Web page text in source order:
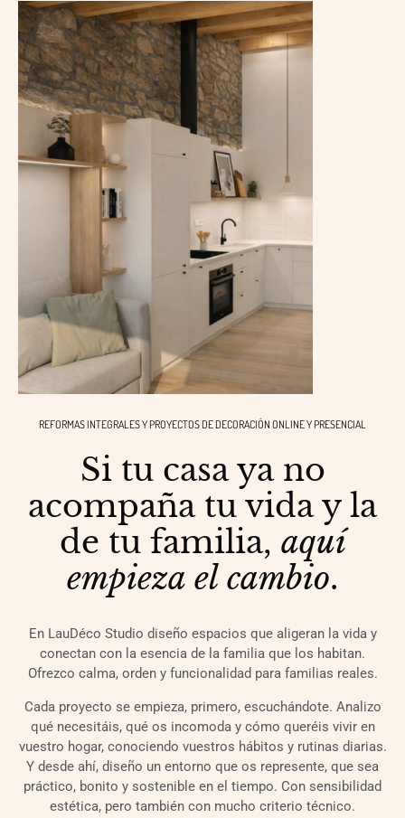
REFORMAS INTEGRALES Y PROYECTOS DE DECORACIÓN ONLINE Y PRESENCIAL
Si tu casa ya no
acompaña tu vida y la
de tu familia, aquí
empieza el cambio.
En LauDéco Studio diseño espacios que aligeran la vida y
conectan con la esencia de la familia que los habitan.
Ofrezco calma, orden y funcionalidad para familias reales.
Cada proyecto se empieza, primero, escuchándote. Analizo
qué necesitáis, qué os incomoda y cómo queréis vivir en
vuestro hogar, conociendo vuestros hábitos y rutinas diarias.
Y desde ahí, diseño un entorno que os represente, que sea
práctico, bonito y sostenible en el tiempo. Con sensibilidad
estética, pero también con mucho criterio técnico.